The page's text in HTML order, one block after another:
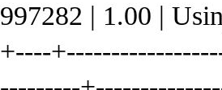
997282 | 1.00 |
+----